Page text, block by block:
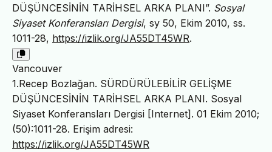
DÜŞÜNCESİNİN TARİHSEL ARKA PLANI”. Sosyal
Siyaset Konferansları Dergisi, sy 50, Ekim 2010, ss.
1011-28, https://izlik.org/JA55DT45WR.
Vancouver
1.Recep Bozlağan. SÜRDÜRÜLEBİLİR GELİŞME
DÜŞÜNCESİNİN TARİHSEL ARKA PLANI. Sosyal
Siyaset Konferansları Dergisi [Internet]. 01 Ekim 2010;
(50):1011-28. Erişim adresi:
https://izlik.org/JA55DT45WR